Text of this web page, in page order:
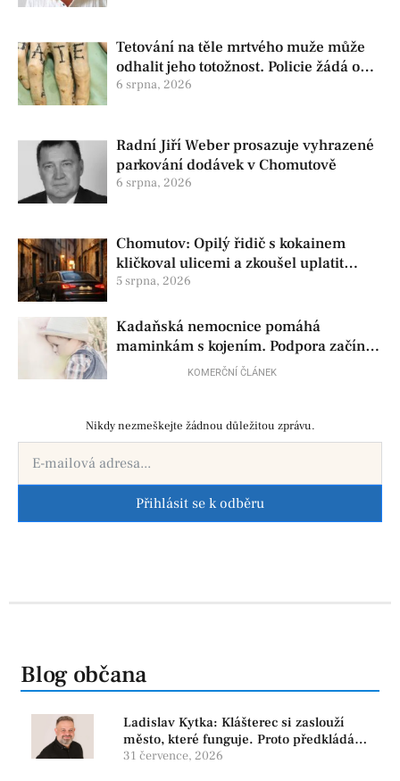
Tetování na těle mrtvého muže může
odhalit jeho totožnost. Policie žádá o
pomoc
6 srpna, 2026
Radní Jiří Weber prosazuje vyhrazené
parkování dodávek v Chomutově
6 srpna, 2026
Chomutov: Opilý řidič s kokainem
kličkoval ulicemi a zkoušel uplatit
policisty
5 srpna, 2026
Kadaňská nemocnice pomáhá
maminkám s kojením. Podpora začíná
už před porodemKOMERČNÍ ČLÁNEK
Nikdy nezmeškejte žádnou důležitou zprávu.
Přihlásit se k odběru
Blog občana
Ladislav Kytka: Klášterec si zaslouží
město, které funguje. Proto předkládáme
program, který řeší skutečné problémy
31 července, 2026